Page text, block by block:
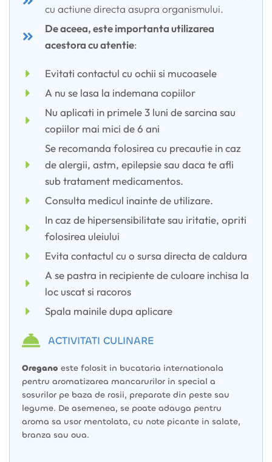
cu actiune directa asupra organismului.
De aceea, este importanta utilizarea
acestora cu atentie:
Evitati contactul cu ochii si mucoasele
A nu se lasa la indemana copiilor
Nu aplicati in primele 3 luni de sarcina sau
copiilor mai mici de 6 ani
Se recomanda folosirea cu precautie in caz
de alergii, astm, epilepsie sau daca te afli
sub tratament medicamentos.
Consulta medicul inainte de utilizare.
In caz de hipersensibilitate sau iritatie, opriti
folosirea uleiului
Evita contactul cu o sursa directa de caldura
A se pastra in recipiente de culoare inchisa la
loc uscat si racoros
Spala mainile dupa aplicare
ACTIVITATI CULINARE
Oregano este folosit in bucataria internationala
pentru aromatizarea mancarurilor in special a
sosurilor pe baza de rosii, preparate din peste sau
legume. De asemenea, se poate adauga pentru
aroma sa usor mentolata, cu note picante in salate,
branza sau oua.